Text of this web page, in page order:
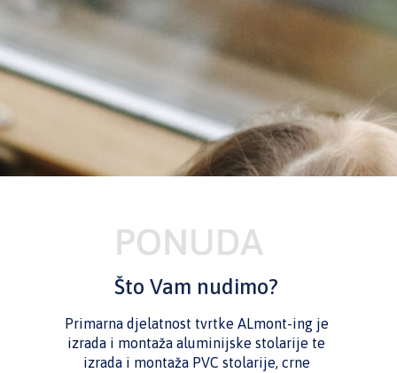
Što Vam nudimo?
Primarna djelatnost tvrtke ALmont-ing je
izrada i montaža aluminijske stolarije te
izrada i montaža PVC stolarije, crne